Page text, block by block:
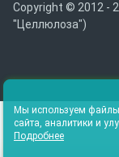
Copyright © 2012 -
"Целлюлоза")
Мы используем
сайта, аналитики и
Подробнее